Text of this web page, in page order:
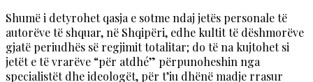
Shumë i detyrohet qasja e sotme ndaj jetës personale të
autorëve të shquar, në Shqipëri, edhe kultit të dëshmorëve
gjatë periudhës së regjimit totalitar; do të na kujtohet si
jetët e të vrarëve “për atdhé” përpunoheshin nga
specialistët dhe ideologët, për t’iu dhënë madje rrasur